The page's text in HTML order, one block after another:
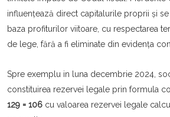
influențează direct capitalurile proprii și
baza profiturilor viitoare, cu respectarea
de lege, fără a fi eliminate din evidența
Spre exemplu in luna decembrie 2024,
constituirea rezervei legale prin formula
129 = 106 cu valoarea rezervei legale